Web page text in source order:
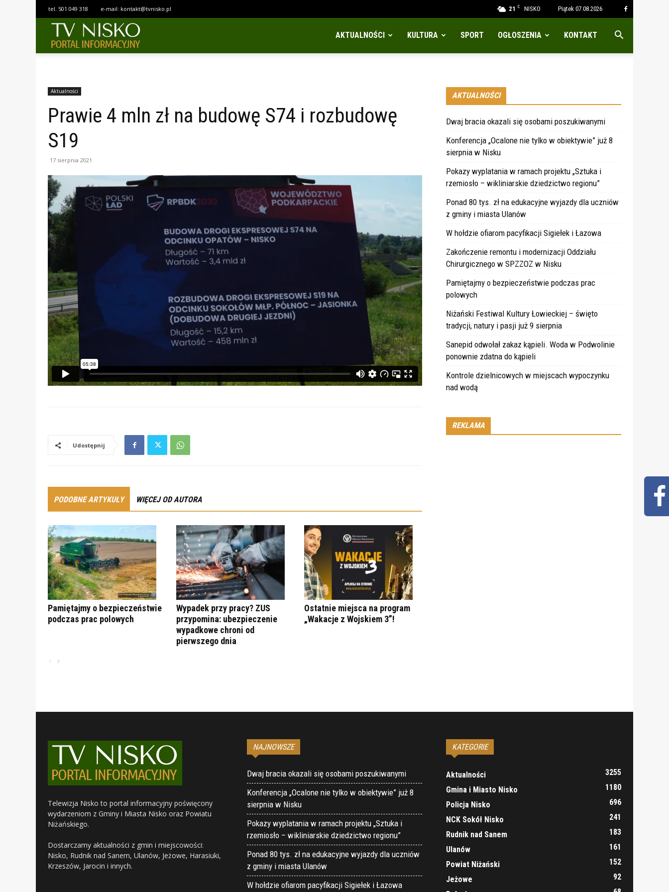
21 C NISKO Piątek 07.08.2026
tel. 501 049 318 e-mail: kontakt@tvnisko.pl
AKTUALNOŚCI KULTURA SPORT OGŁOSZENIA KONTAKT
Aktualności
Prawie 4 mln zł na budowę S74 i rozbudowę
S19
17 sierpnia 2021
Udostępnij
PODOBNE ARTYKUŁY WIĘCEJ OD AUTORA
Pamiętajmy o bezpieczeństwie
podczas prac polowych
Wypadek przy pracy? ZUS
przypomina: ubezpieczenie
wypadkowe chroni od
pierwszego dnia
Ostatnie miejsca na program
„Wakacje z Wojskiem 3”!
AKTUALNOŚCI
Dwaj bracia okazali się osobami poszukiwanymi
Konferencja „Ocalone nie tylko w obiektywie” już 8
sierpnia w Nisku
Pokazy wyplatania w ramach projektu „Sztuka i
rzemiosło – wikliniarskie dziedzictwo regionu”
Ponad 80 tys. zł na edukacyjne wyjazdy dla uczniów
z gminy i miasta Ulanów
W hołdzie ofiarom pacyfikacji Sigiełek i Łazowa
Zakończenie remontu i modernizacji Oddziału
Chirurgicznego w SPZZOZ w Nisku
Pamiętajmy o bezpieczeństwie podczas prac
polowych
Niżański Festiwal Kultury Łowieckiej – święto
tradycji, natury i pasji już 9 sierpnia
Sanepid odwołał zakaz kąpieli. Woda w Podwolinie
ponownie zdatna do kąpieli
Kontrole dzielnicowych w miejscach wypoczynku
nad wodą
REKLAMA
Telewizja Nisko to portal informacyjny poświęcony
wydarzeniom z Gminy i Miasta Nisko oraz Powiatu
Niżańskiego.
Dostarczamy aktualności z gmin i miejscowości:
Nisko, Rudnik nad Sanem, Ulanów, Jeżowe, Harasiuki,
Krzeszów, Jarocin i innych.
NAJNOWSZE
Dwaj bracia okazali się osobami poszukiwanymi
Konferencja „Ocalone nie tylko w obiektywie” już 8
sierpnia w Nisku
Pokazy wyplatania w ramach projektu „Sztuka i
rzemiosło – wikliniarskie dziedzictwo regionu”
Ponad 80 tys. zł na edukacyjne wyjazdy dla uczniów
z gminy i miasta Ulanów
W hołdzie ofiarom pacyfikacji Sigiełek i Łazowa
KATEGORIE
Aktualności
3255
Gmina i Miasto Nisko
1180
Policja Nisko
696
NCK Sokół Nisko
241
Rudnik nad Sanem
183
Ulanów
161
Powiat Niżański
152
Jeżowe
92